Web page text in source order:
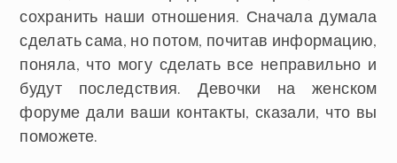
сохранить наши отношения. Сначала думала
сделать сама, но потом, почитав информацию,
поняла, что могу сделать все неправильно и
будут последствия. Девочки на женском
форуме дали ваши контакты, сказали, что вы
поможете.